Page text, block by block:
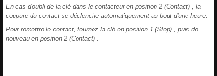
En cas d'oubli de la clé dans le contacteur en position 2 (Contact) , la
coupure du contact se déclenche automatiquement au bout d'une heure.
Pour remettre le contact, tournez la clé en position 1 (Stop) , puis de
nouveau en position 2 (Contact) .